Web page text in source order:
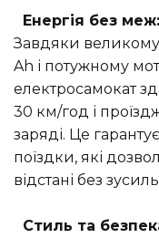
Енергія без
Завдяки великому
Ah і потужному
електросамокат
30 км/год і
заряді. Це
поїздки, які
відстані без
Стиль та